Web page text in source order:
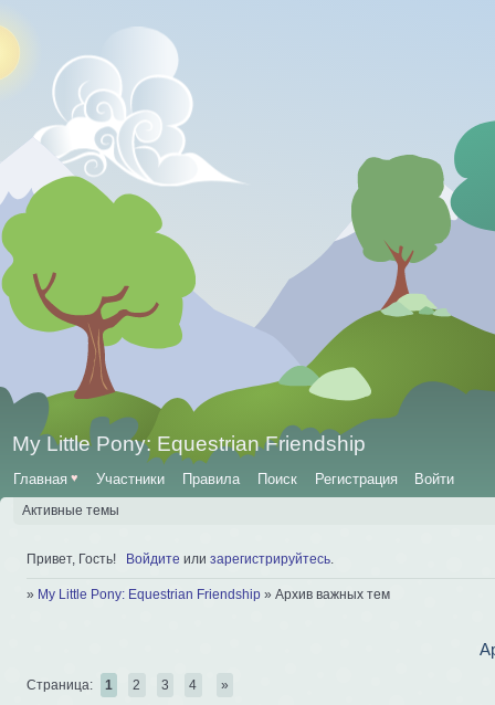
My Little Pony: Equestrian Friendship
Главная ♥ Участники Правила Поиск Регистрация Войти
Активные темы
Привет, Гость! Войдите или зарегистрируйтесь
» My Little Pony: Equestrian Friendship » Архив важных тем
Страница: 1 2 3 4 »